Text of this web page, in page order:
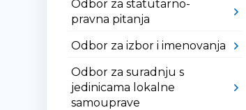
Odbor za statutarno-
pravna pitanja
Odbor za izbor i imenovanja
Odbor za suradnju s
jedinicama lokalne
samouprave